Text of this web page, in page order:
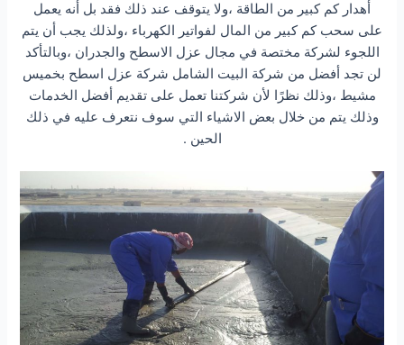
أهدار كم كبير من الطاقة ،ولا يتوقف عند ذلك فقد بل أنه يعمل
على سحب كم كبير من المال لفواتير الكهرباء ،ولذلك يجب أن يتم
اللجوء لشركة مختصة في مجال عزل الاسطح والجدران ،وبالتأكد
لن تجد أفضل من شركة البيت الشامل شركة عزل اسطح بخميس
مشيط ،وذلك نظرًا لأن شركتنا تعمل على تقديم أفضل الخدمات
وذلك يتم من خلال بعض الاشياء التي سوف نتعرف عليه في ذلك
الحين .